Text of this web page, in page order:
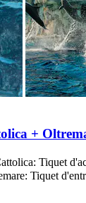
+
Tiquet
Tiquet